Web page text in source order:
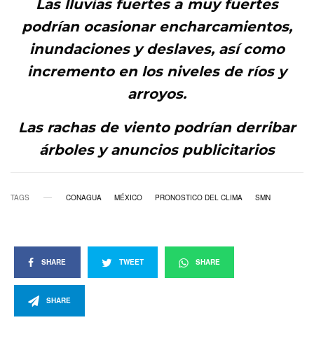
Las lluvias fuertes a muy fuertes
podrían ocasionar encharcamientos,
inundaciones y deslaves, así como
incremento en los niveles de ríos y
arroyos.
Las rachas de viento podrían derribar
árboles y anuncios publicitarios
TAGS CONAGUA MÉXICO PRONOSTICO DEL CLIMA SMN
SHARE TWEET SHARE
SHARE